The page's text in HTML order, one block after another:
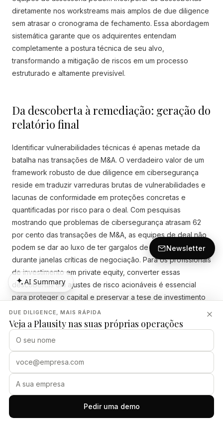
diretamente nos workstreams mais amplos de due diligence
sem atrasar o cronograma de fechamento. Essa abordagem
sistemática garante que os adquirentes entendam
completamente a postura técnica de seu alvo,
transformando a mitigação de riscos em um processo
estruturado e altamente previsível.
Da descoberta à remediação: geração do
relatório final
Identificar vulnerabilidades técnicas é apenas metade da
batalha nas transações de M&A. O verdadeiro valor de um
framework robusto de due diligence em cibersegurança
reside em traduzir varreduras brutas de vulnerabilidades e
lacunas de conformidade em proteções concretas e
quantificadas por risco para o deal. Com pesquisas
mostrando que problemas de cibersegurança atrasam 62
por cento das transações de M&A, as equipes de deal não
podem se dar ao luxo de ter gargalos de síntese manual
durante janelas críticas de negociação. Para os profissionais
de investimento em private equity, converter essas
descobertas em ajustes de risco acionáveis é essencial
para proteger o capital e preservar a tese de investimento
projetada.
Mapeando Vulnerabilidades Cibernéticas
Quando uma empresa-alvo apresenta defeitos de
segurança não resolvidos, a equipe compradora deve
DUE DILIGENCE, MAIS RÁPIDA
Veja a Plausity nas suas próprias operações
Pedir uma demo
AI Summary
AI Summary
Newsletter